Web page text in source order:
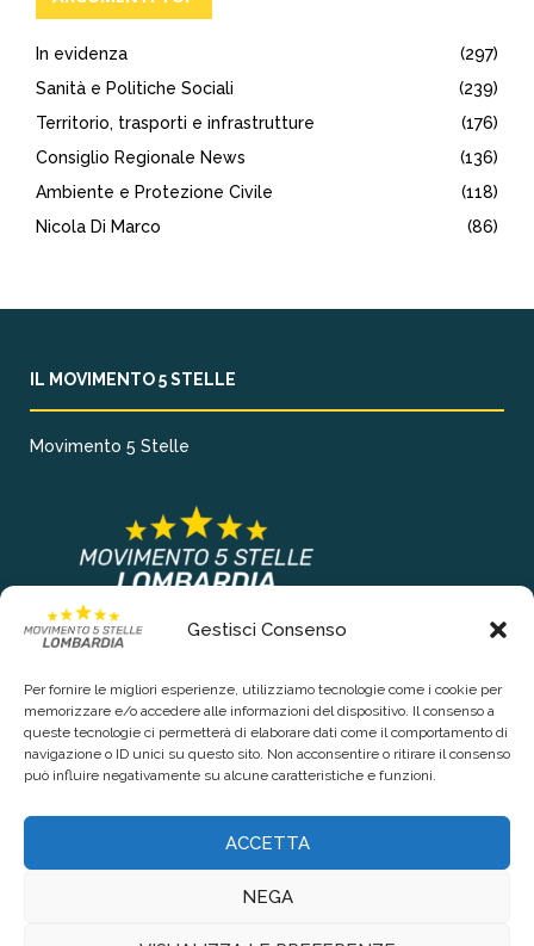
Gestisci Consenso
Per fornire le migliori esperienze, utilizziamo tecnologie come i cookie per
memorizzare e/o accedere alle informazioni del dispositivo. Il consenso a
queste tecnologie ci permetterà di elaborare dati come il comportamento di
navigazione o ID unici su questo sito. Non acconsentire o ritirare il consenso
può influire negativamente su alcune caratteristiche e funzioni.
ACCETTA
NEGA
In evidenza
(297)
Sanità e Politiche Sociali
(239)
Territorio, trasporti e infrastrutture
(176)
Consiglio Regionale News
(136)
Ambiente e Protezione Civile
(118)
Nicola Di Marco
(86)
IL MOVIMENTO 5 STELLE
Movimento 5 Stelle
COLLEGAMENTI PRINCIPALI
Contattaci
Privacy Policy